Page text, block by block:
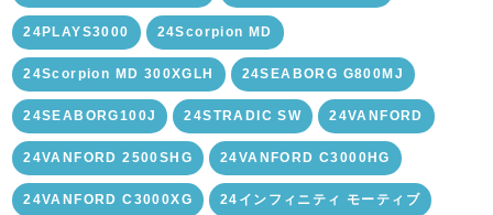
24PLAYS3000 24Scorpion MD
24Scorpion MD 300XGLH 24SEABORG G800MJ
24SEABORG100J 24STRADIC SW 24VANFORD
24VANFORD 2500SHG 24VANFORD C3000HG
24VANFORD C3000XG 24インフィニティ モーティブ